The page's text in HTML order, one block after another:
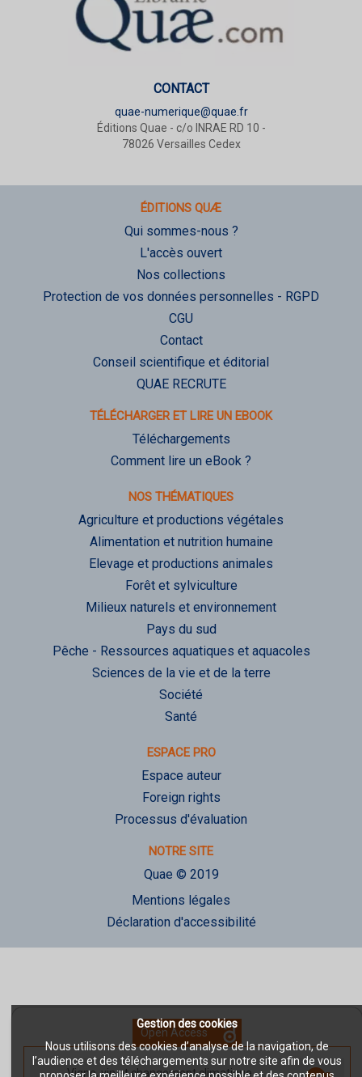
Gestion des cookies
Nous utilisons des cookies d’analyse de la navigation, de
l’audience et des téléchargements sur notre site afin de vous
Open Access
Vigne, vin et changement climatique-
CONTACT
quae-numerique@quae.fr
Éditions Quae - c/o INRAE RD 10 -
78026 Versailles Cedex
ÉDITIONS QUÆ
Qui sommes-nous ?
L'accès ouvert
Nos collections
Protection de vos données personnelles - RGPD
CGU
Contact
Conseil scientifique et éditorial
QUAE RECRUTE
TÉLÉCHARGER ET LIRE UN EBOOK
Téléchargements
Comment lire un eBook ?
NOS THÉMATIQUES
Agriculture et productions végétales
Alimentation et nutrition humaine
Elevage et productions animales
Forêt et sylviculture
Milieux naturels et environnement
Pays du sud
Pêche - Ressources aquatiques et aquacoles
Sciences de la vie et de la terre
Société
Santé
ESPACE PRO
Espace auteur
Foreign rights
Processus d'évaluation
NOTRE SITE
Quae © 2019
Mentions légales
Déclaration d'accessibilité